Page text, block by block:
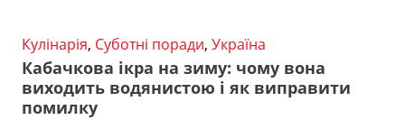
Кулінарія, Суботні поради, Україна
Кабачкова ікра на зиму: чому вона
виходить водянистою і як виправити
помилку